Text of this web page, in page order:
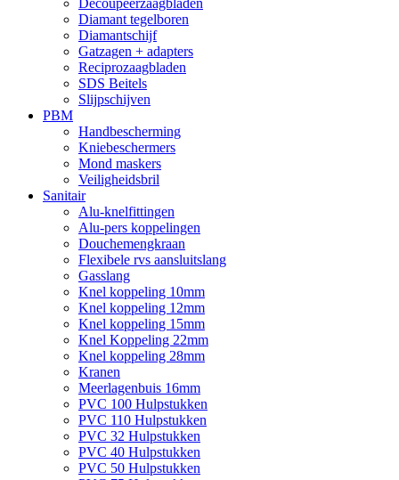
Diamant tegelboren
Diamantschijf
Gatzagen + adapters
Reciprozaagbladen
SDS Beitels
Slijpschijven
PBM
Handbescherming
Kniebeschermers
Mond maskers
Veiligheidsbril
Sanitair
Alu-knelfittingen
Alu-pers koppelingen
Douchemengkraan
Flexibele rvs aansluitslang
Gasslang
Knel koppeling 10mm
Knel koppeling 12mm
Knel koppeling 15mm
Knel Koppeling 22mm
Knel koppeling 28mm
Kranen
Meerlagenbuis 16mm
PVC 100 Hulpstukken
PVC 110 Hulpstukken
PVC 32 Hulpstukken
PVC 40 Hulpstukken
PVC 50 Hulpstukken